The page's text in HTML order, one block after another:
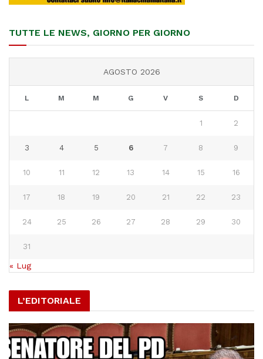
TUTTE LE NEWS, GIORNO PER GIORNO
AGOSTO 2026
L M M G V S D
1 2
3 4 5 6 7 8 9
10 11 12 13 14 15 16
17 18 19 20 21 22 23
24 25 26 27 28 29 30
31
« Lug
L’EDITORIALE